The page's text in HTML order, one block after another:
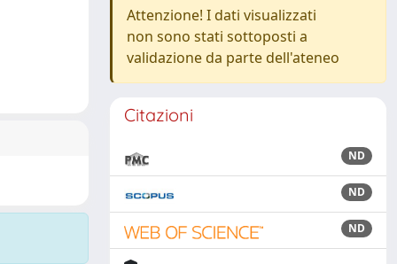
Attenzione! I dati visualizzati
non sono stati sottoposti a
validazione da parte dell'ateneo
Citazioni
ND
ND
ND